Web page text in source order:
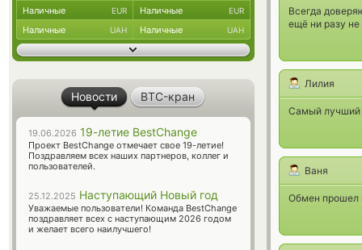
Всегда
ещё ни разу
Лилия
Самый лучший
Ваня
Обмен прошел
Наличные EUR Наличные EUR
Наличные UAH Наличные UAH
Новости BTC-кран
19.06.2026 19-летие BestChange
Проект BestChange отмечает свое 19-летие!
Поздравляем всех наших партнеров, коллег и
пользователей.
25.12.2025 Наступающий Новый год
Уважаемые пользователи! Команда BestChange
поздравляет всех с наступающим 2026 годом
и желает всего наилучшего!